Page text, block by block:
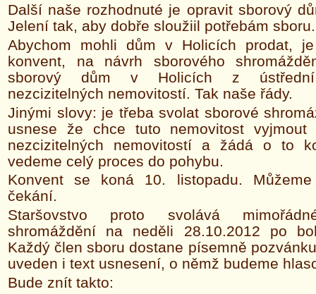
Další naše rozhodnuté je opravit sborový
Jelení tak, aby dobře sloužiil potřebám sboru.
Abychom mohli dům v Holicích prodat,
konvent, na návrh sborového
sborový dům v Holicích z
nezcizitelných nemovitostí. Tak naše řády.
Jinými slovy: je třeba svolat sborové
usnese že chce tuto nemovitost vyjmout
nezcizitelných nemovitostí a žádá o to
vedeme celý proces do pohybu.
Konvent se koná 10. listopadu.
čekání.
Staršovstvo proto svolává
shromáždění na neděli 28.10.2012 po
Každý člen sboru dostane písemně
uveden i text usnesení, o němž budeme
Bude znít takto: